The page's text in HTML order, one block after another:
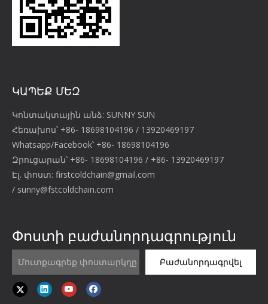
ԿԱՊԵՔ ՄԵԶ
Կոնտակտային անձ: SUNNY SUN
Հեռախոս՝ +86- 18698104196 / 13920469197
Whatsapp/Facebook՝ +86- 18698104196
Զրուցարան՝ +86- 18698104196 / +86- 13920469197
Էլ. փոստ: firstcoldchain@gmail.com
/ sunny@fstcoldchain.com
Փոստի բաժանորդագրություն
Բաժանորդագրվել